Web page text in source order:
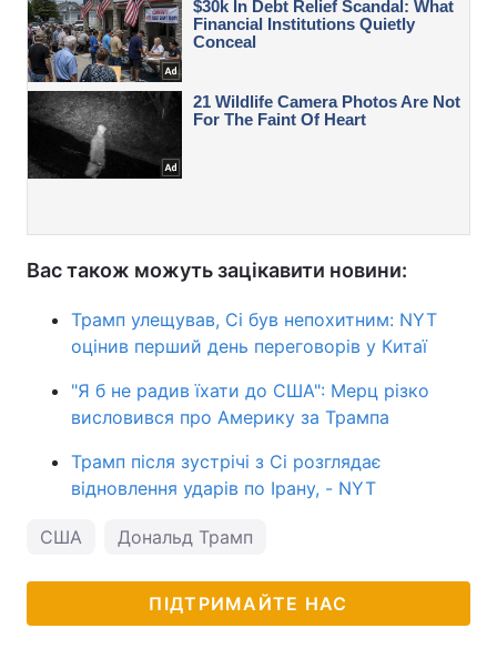
Вас також можуть зацікавити новини:
Трамп улещував, Сі був непохитним: NYT
оцінив перший день переговорів у Китаї
"Я б не радив їхати до США": Мерц різко
висловився про Америку за Трампа
Трамп після зустрічі з Сі розглядає
відновлення ударів по Ірану, - NYT
США Дональд Трамп
ПІДТРИМАЙТЕ НАС